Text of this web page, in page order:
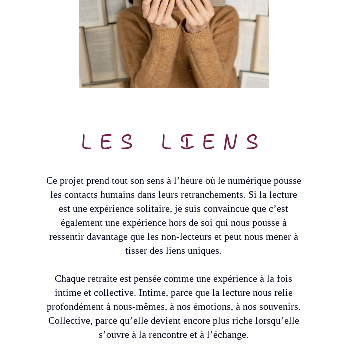
LES LIENS
Ce projet prend tout son sens à l’heure où le numérique pousse
les contacts humains dans leurs retranchements. Si la lecture
est une expérience solitaire, je suis convaincue que c’est
également une expérience hors de soi qui nous pousse à
ressentir davantage que les non-lecteurs et peut nous mener à
tisser des liens uniques.
Chaque retraite est pensée comme une expérience à la fois
intime et collective. Intime, parce que la lecture nous relie
profondément à nous-mêmes, à nos émotions, à nos souvenirs.
Collective, parce qu’elle devient encore plus riche lorsqu’elle
s’ouvre à la rencontre et à l’échange.